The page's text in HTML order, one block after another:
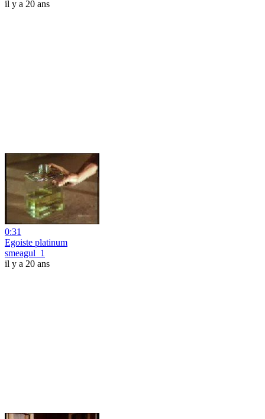
il y a 20 ans
0:31
Egoiste platinum
smeagul_1
il y a 20 ans